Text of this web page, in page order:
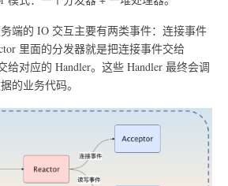
端的 IO 交互主要有两类事件：连接事件
里面的分发器就是把连接事件交给
给对应的 Handler。这些 Handler 最终会调
的业务代码。